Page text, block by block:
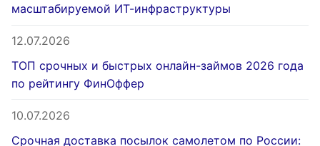
масштабируемой ИТ-инфраструктуры
12.07.2026
ТОП срочных и быстрых онлайн-займов 2026 года
по рейтингу ФинОффер
10.07.2026
Срочная доставка посылок самолетом по России: